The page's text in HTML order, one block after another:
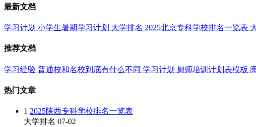
最新文档
学习计划 小学生暑期学习计划 大学排名 2025北京专科学校排名一览表
推荐文档
学习经验 普通校和名校到底有什么不同 学习计划 厨师培训计划表模板
热门文章
1 2025陕西专科学校排名一览表
大学排名 07-02